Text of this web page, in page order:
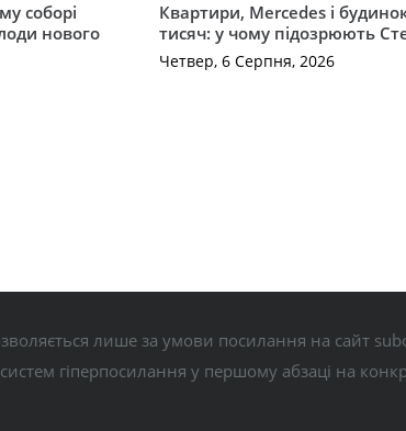
соборі
нового
Квартири, Mercedes і
тисяч: у чому підозрюють
Четвер, 6 Серпня, 2026
лише за умови посилання на сайт
гіперпосилання у першому абзаці на